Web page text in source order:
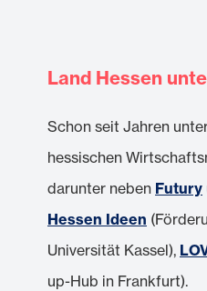
Land Hessen
Schon seit Jahren
hessischen
darunter neben Futury
Hessen Ideen
Universität Kassel),
up-Hub in Frankfurt).